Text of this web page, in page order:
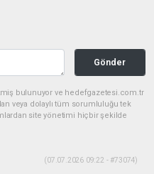
Gönder
bulunuyor ve hedefgazetesi.com.tr
veya dolaylı tüm sorumluluğu tek
site yönetimi hiçbir şekilde
(07.07.2026 09:22 - #73074)